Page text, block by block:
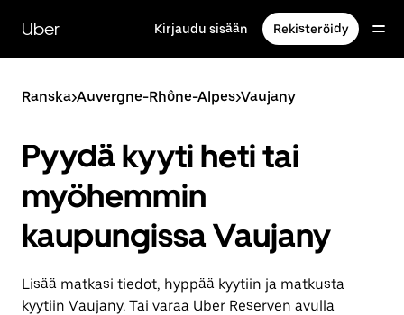
siirry
pääsisältöön
Uber Kirjaudu sisään Rekisteröidy
Ranska>Auvergne-Rhône-Alpes>Vaujany
Pyydä kyyti heti tai
myöhemmin
kaupungissa Vaujany
Lisää matkasi tiedot, hyppää kyytiin ja matkusta
kyytiin Vaujany. Tai varaa Uber Reserven avulla